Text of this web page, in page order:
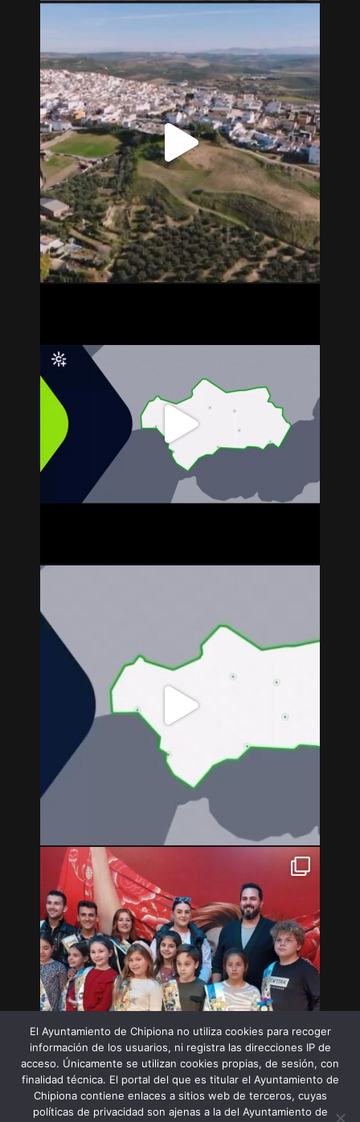
El Ayuntamiento de Chipiona no utiliza cookies para recoger
información de los usuarios, ni registra las direcciones IP de
acceso. Únicamente se utilizan cookies propias, de sesión, con
finalidad técnica. El portal del que es titular el Ayuntamiento de
Chipiona contiene enlaces a sitios web de terceros, cuyas
políticas de privacidad son ajenas a la del Ayuntamiento de